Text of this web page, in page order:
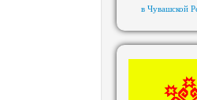
в Чувашской